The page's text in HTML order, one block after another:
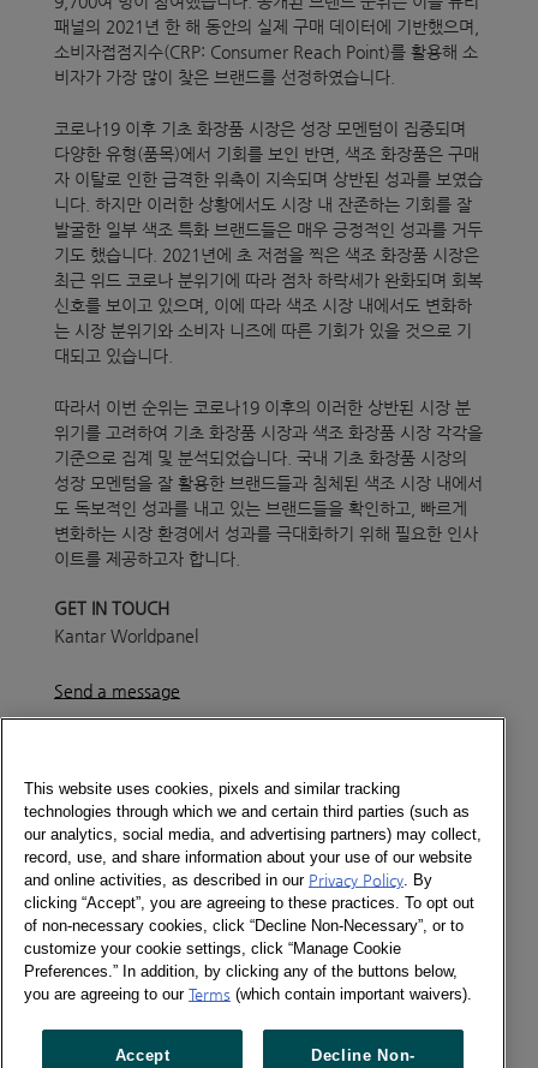
패널의 2021년 한 해 동안의 실제 구매 데이터에 기반했으며,
소비자접점지수(CRP: Consumer Reach Point)를 활용해 소
비자가 가장 많이 찾은 브랜드를 선정하였습니다.
코로나19 이후 기초 화장품 시장은 성장 모멘텀이 집중되며
다양한 유형(품목)에서 기회를 보인 반면, 색조 화장품은 구매
자 이탈로 인한 급격한 위축이 지속되며 상반된 성과를 보였습
니다. 하지만 이러한 상황에서도 시장 내 잔존하는 기회를 잘
발굴한 일부 색조 특화 브랜드들은 매우 긍정적인 성과를 거두
기도 했습니다. 2021년에 초 저점을 찍은 색조 화장품 시장은
최근 위드 코로나 분위기에 따라 점차 하락세가 완화되며 회복
신호를 보이고 있으며, 이에 따라 색조 시장 내에서도 변화하
는 시장 분위기와 소비자 니즈에 따른 기회가 있을 것으로 기
대되고 있습니다.
따라서 이번 순위는 코로나19 이후의 이러한 상반된 시장 분
위기를 고려하여 기초 화장품 시장과 색조 화장품 시장 각각을
기준으로 집계 및 분석되었습니다. 국내 기초 화장품 시장의
성장 모멘텀을 잘 활용한 브랜드들과 침체된 색조 시장 내에서
도 독보적인 성과를 내고 있는 브랜드들을 확인하고, 빠르게
변화하는 시장 환경에서 성과를 극대화하기 위해 필요한 인사
이트를 제공하고자 합니다.
GET IN TOUCH
Kantar Worldpanel
Send a message
Newsletter
Social
Newsletter
Twitter
This website uses cookies, pixels and similar tracking
technologies through which we and certain third parties (such as
our analytics, social media, and advertising partners) may collect,
record, use, and share information about your use of our website
and online activities, as described in our Privacy Policy . By
clicking “Accept”, you are agreeing to these practices. To opt out
of non-necessary cookies, click “Decline Non-Necessary”, or to
customize your cookie settings, click “Manage Cookie
Preferences.” In addition, by clicking any of the buttons below,
you are agreeing to our Terms (which contain important waivers).
Accept
Decline Non-